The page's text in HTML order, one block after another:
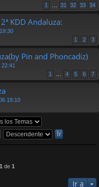
1 31 32 33 34
KDD Andaluza:
1 2 3
Pin and Phoncadiz)
1 4 5 6 7
19:10
1 de 1
Ir a